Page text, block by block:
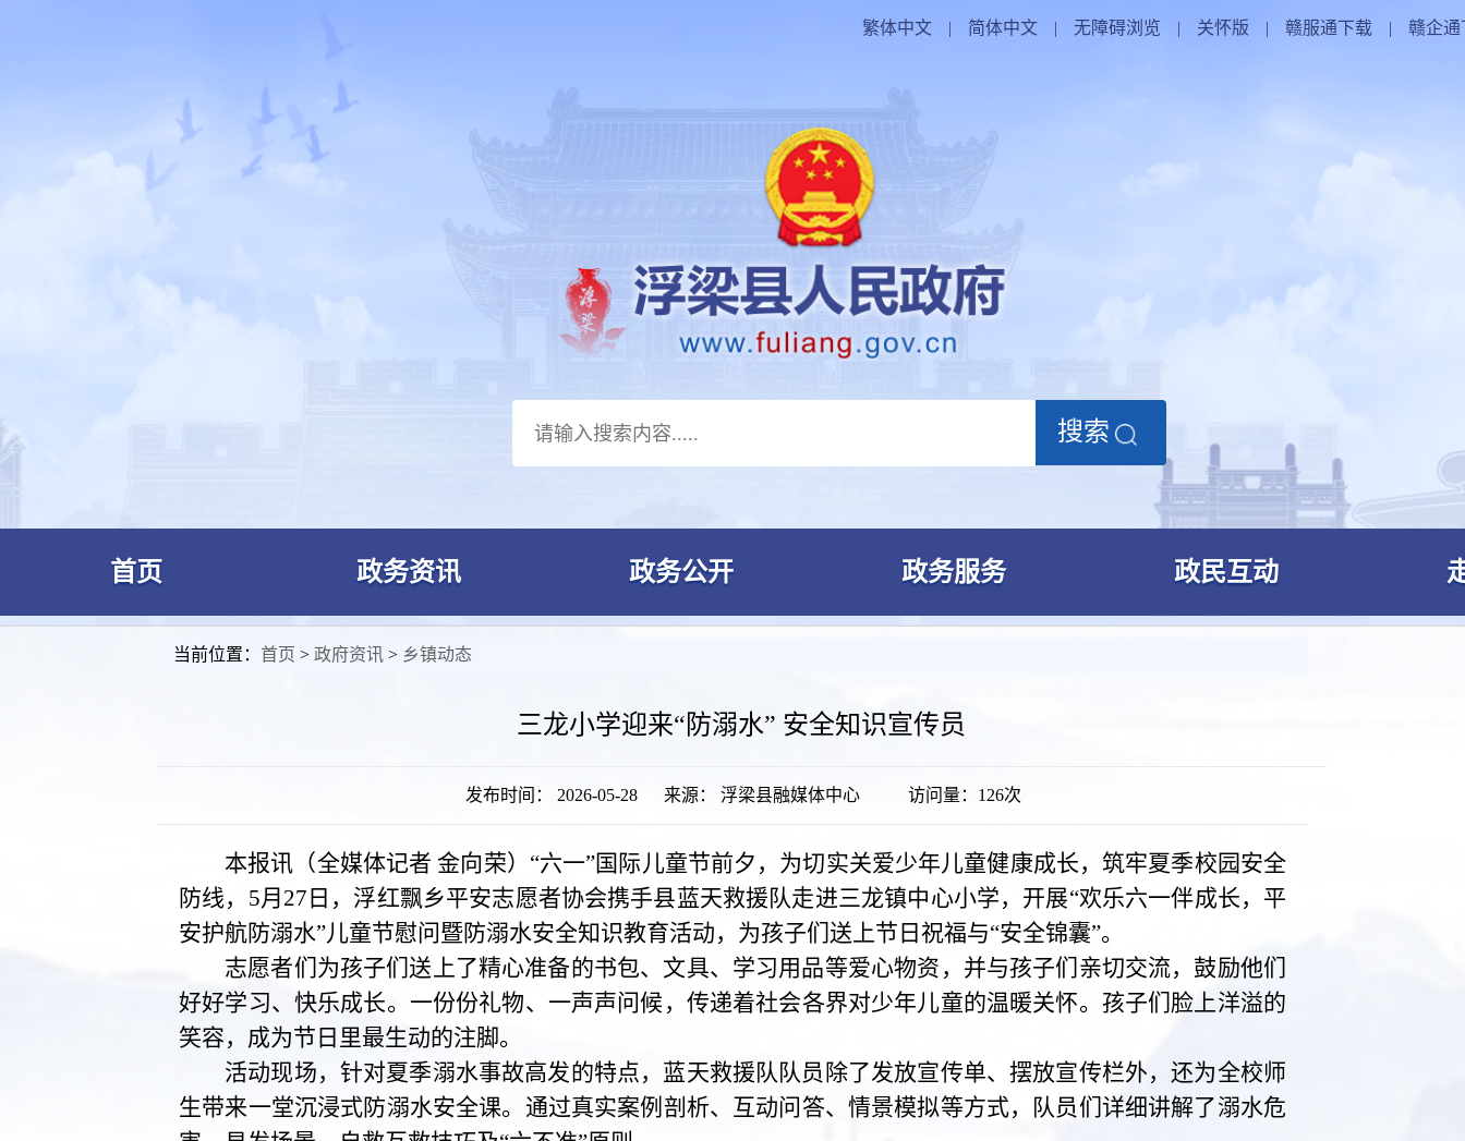
繁体中文 | 简体中文 | 无障碍浏览 | 关怀版 | 赣服通下载 | 赣企通
搜索
首页 政务资讯 政务公开 政务服务 政民互动
当前位置： 首页 > 政府资讯 > 乡镇动态
三龙小学迎来“防溺水” 安全知识宣传员
发布时间： 2026-05-28 来源： 浮梁县融媒体中心 访问量： 126次
本报讯（全媒体记者 金向荣）“六一”国际儿童节前夕，为切实关爱少年儿童健康成长，筑牢夏季校园安全
防线，5月27日，浮红飘乡平安志愿者协会携手县蓝天救援队走进三龙镇中心小学，开展“欢乐六一伴成长，平
安护航防溺水”儿童节慰问暨防溺水安全知识教育活动，为孩子们送上节日祝福与“安全锦囊”。
志愿者们为孩子们送上了精心准备的书包、文具、学习用品等爱心物资，并与孩子们亲切交流，鼓励他们
好好学习、快乐成长。一份份礼物、一声声问候，传递着社会各界对少年儿童的温暖关怀。孩子们脸上洋溢的
笑容，成为节日里最生动的注脚。
活动现场，针对夏季溺水事故高发的特点，蓝天救援队队员除了发放宣传单、摆放宣传栏外，还为全校师
生带来一堂沉浸式防溺水安全课。通过真实案例剖析、互动问答、情景模拟等方式，队员们详细讲解了溺水危